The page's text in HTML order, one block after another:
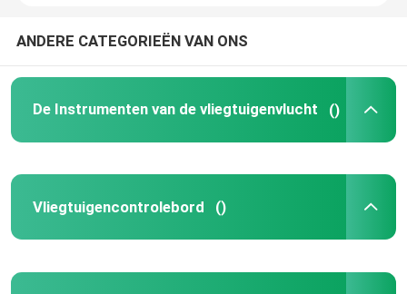
De Vlakke Maten van de brandstoftank
De Maat van de vliegtuigendruk
Digitale Vliegtuigentachometer
ANDERE CATEGORIEËN VAN ONS
De Instrumenten van de vliegtuigenvlucht ()
Vliegtuigencontrolebord ()